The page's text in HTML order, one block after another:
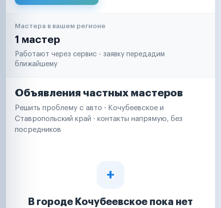
Мастера в вашем регионе
1 мастер
Работают через сервис - заявку передадим
ближайшему
Объявления частных мастеров
Решить проблему с авто · Кочубеевское и
Ставропольский край · контакты напрямую, без
посредников
В городе Кочубеевское пока нет